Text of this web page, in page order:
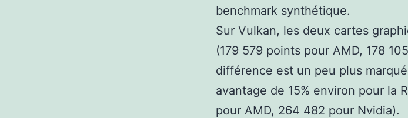
benchmark synthétique.
Sur Vulkan, les deux cartes
(179 579 points pour AMD, 178
différence est un peu plus
avantage de 15% environ pour la
pour AMD, 264 482 pour Nvidia).